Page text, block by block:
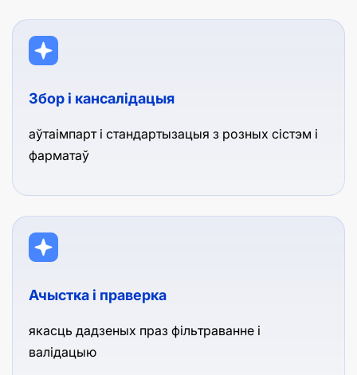
Збор і кансалідацыя
аўтаімпарт і стандартызацыя з розных сістэм і
фарматаў
Ачыстка і праверка
якасць дадзеных праз фільтраванне і
валідацыю